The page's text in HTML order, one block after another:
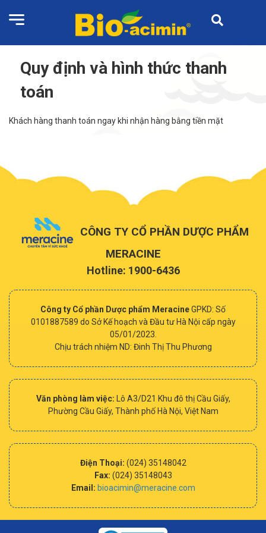
Quy định và hình thức thanh
toán
Khách hàng thanh toán ngay khi nhận hàng bằng tiền mặt
CÔNG TY CỔ PHẦN DƯỢC PHẨM
MERACINE
Hotline: 1900-6436
Công ty Cổ phần Dược phẩm MeracineGPKD: Số
0101887589 do Sở Kế hoạch và Đầu tư Hà Nội cấp ngày
05/01/2023.
Chịu trách nhiệm ND: Đinh Thị Thu Phương
Văn phòng làm việc: Lô A3/D21 Khu đô thị Cầu Giấy,
Phường Cầu Giấy, Thành phố Hà Nội, Việt Nam
Điện Thoại: (024) 35148042
Fax: (024) 35148043
Email: bioacimin@meracine.com